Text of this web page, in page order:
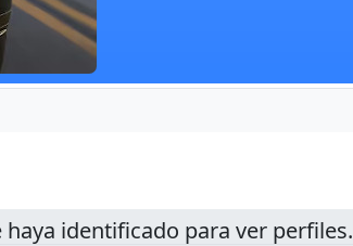
identificado para ver perfiles.